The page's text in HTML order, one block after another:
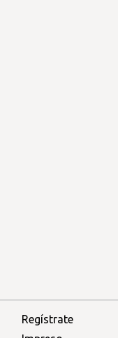
Regístrate